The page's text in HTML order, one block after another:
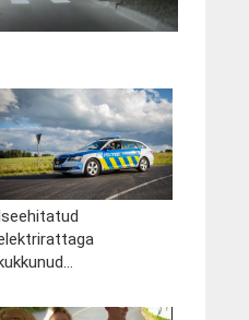
Iseehitatud
kukkunud...